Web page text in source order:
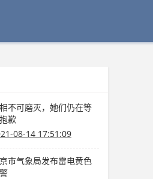
不可磨灭，她们仍在等
歉
08-14 17:51:09
市气象局发布雷电黄色